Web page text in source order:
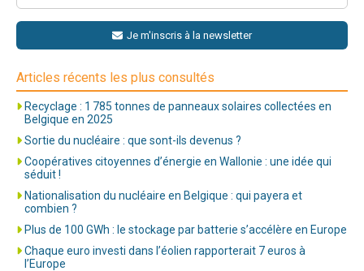
Je m'inscris à la newsletter
Articles récents les plus consultés
Recyclage : 1 785 tonnes de panneaux solaires collectées en
Belgique en 2025
Sortie du nucléaire : que sont-ils devenus ?
Coopératives citoyennes d’énergie en Wallonie : une idée qui
séduit !
Nationalisation du nucléaire en Belgique : qui payera et
combien ?
Plus de 100 GWh : le stockage par batterie s’accélère en Europe
Chaque euro investi dans l’éolien rapporterait 7 euros à
l’Europe